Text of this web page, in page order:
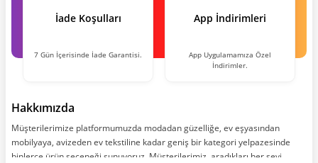
İade Koşulları
7 Gün İçerisinde İade Garantisi.
App İndirimleri
App Uygulamamıza Özel
İndirimler.
Hakkımızda
Müşterilerimize platformumuzda modadan güzelliğe, ev eşyasından
mobilyaya, avizeden ev tekstiline kadar geniş bir kategori yelpazesinde
binlerce ürün seçeneği sunuyoruz. Müşterilerimiz, aradıkları her şeyi